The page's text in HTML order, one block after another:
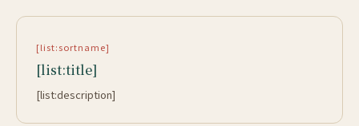
[list:sortname]
[list:title]
[list:description]